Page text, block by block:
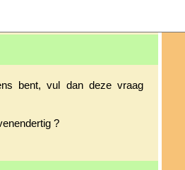
bent, vul dan deze vraag
?